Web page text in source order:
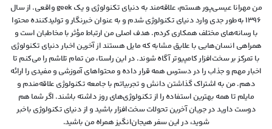
من مهرانا عیسی‌پور هستم، علاقه‌مند به دنیای تکنولوژی و یک geek واقعی. از سال
۱۳۹۶ به‌طور جدی وارد دنیای تکنولوژی شدم و به عنوان خبرنگار و تولیدکننده محتوا
با رسانه‌های مختلف همکاری کردم. هدف اصلی من ارتباط مؤثر با مخاطبان است و
همراهی انسان‌هایی با علایق مشابه که مایل هستند از آخرین اخبار دنیای تکنولوژی
با تمرکز بر سخت‌افزار کامپیوتر آگاه شوند. در این راستا، من تمام تلاشم را می‌کنم تا
اخبار مهم و جذاب را در دسترس همه قرار داده و محتواهای آموزشی و مفیدی را ارائه
دهم. من به اشتراک گذاشتن دانش و تجربیاتم با جامعه تکنولوژی علاقه‌مندم و
مایلم تا همه بهترین استفاده را از تکنولوژی‌های روز داشته باشند. اگر شما هم
دوست دارید در جریان آخرین تحولات سخت‌افزار باشید و از دنیای تکنولوژی‌ باخبر
شوید، در این سفر هیجان‌انگیز همراه من باشید.